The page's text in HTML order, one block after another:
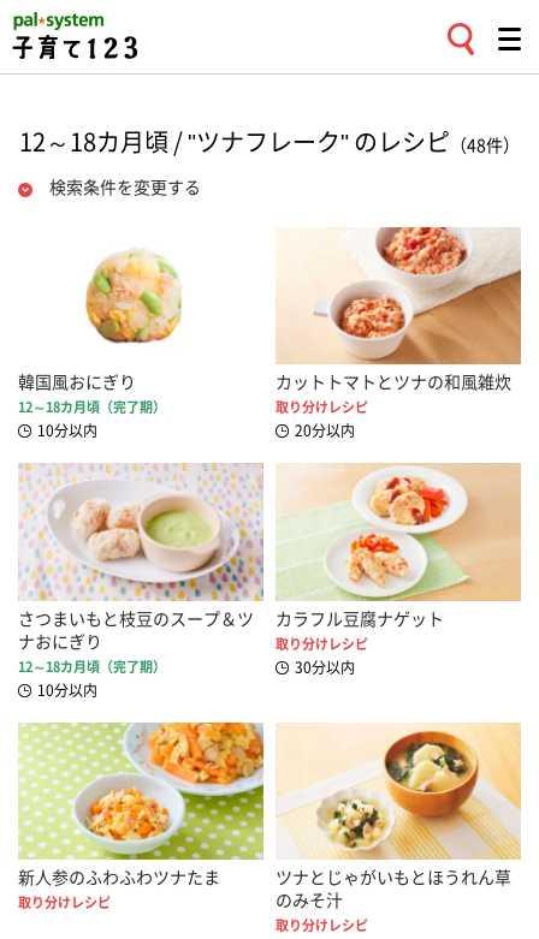
12～18カ月頃 / "ツナフレーク" のレシピ （48件）
検索条件を変更する
韓国風おにぎり
12～18カ月頃（完了期）
10分以内
カットトマトとツナの和風雑炊
取り分けレシピ
20分以内
さつまいもと枝豆のスープ＆ツ
ナおにぎり
12～18カ月頃（完了期）
10分以内
カラフル豆腐ナゲット
取り分けレシピ
30分以内
新人参のふわふわツナたま
取り分けレシピ
ツナとじゃがいもとほうれん草
のみそ汁
取り分けレシピ